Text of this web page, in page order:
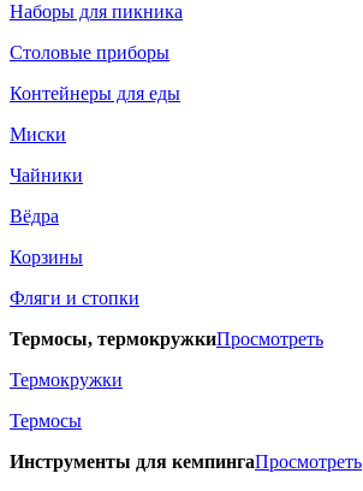
Наборы для пикника
Столовые приборы
Контейнеры для еды
Миски
Чайники
Вёдра
Корзины
Фляги и стопки
Термосы, термокружкиПросмотреть
Термокружки
Термосы
Инструменты для кемпингаПросмотреть